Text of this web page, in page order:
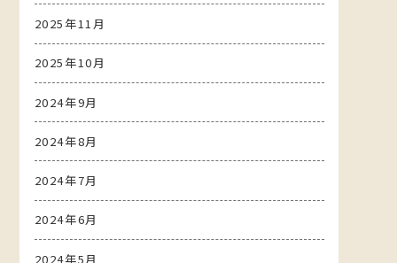
2025年11月
2025年10月
2024年9月
2024年8月
2024年7月
2024年6月
2024年5月